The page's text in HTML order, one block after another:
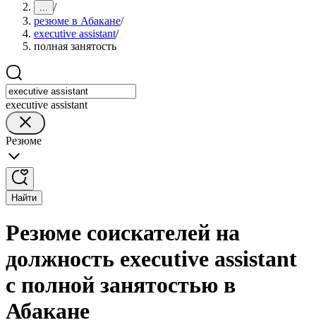
... /
резюме в Абакане/
executive assistant/
полная занятость
executive assistant
Резюме
Найти
Резюме соискателей на
должность executive assistant
с полной занятостью в
Абакане